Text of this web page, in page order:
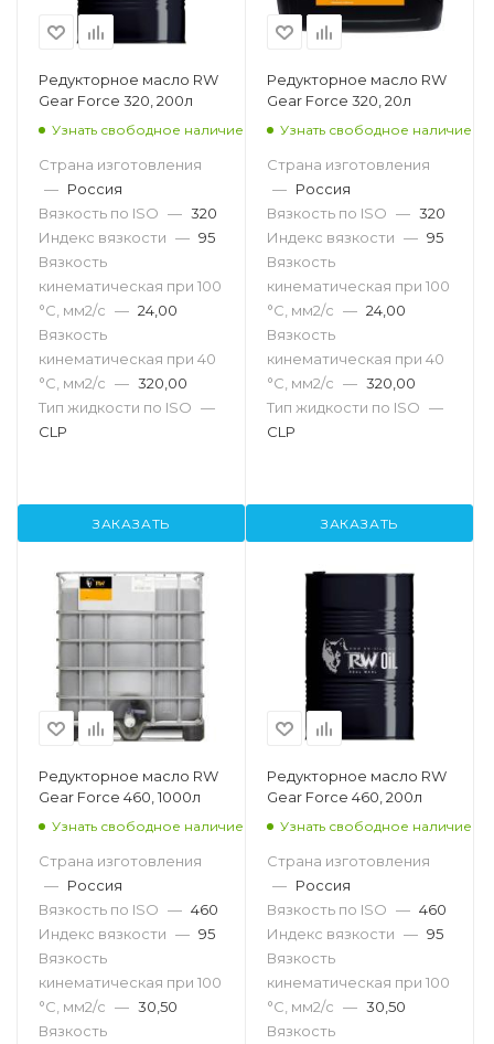
Редукторное масло RW
Gear Force 320, 200л
Узнать свободное наличие
Страна изготовления
— Россия
Вязкость по ISO — 320
Индекс вязкости — 95
Вязкость
кинематическая при 100
°С, мм2/с — 24,00
Вязкость
кинематическая при 40
°С, мм2/с — 320,00
Тип жидкости по ISO —
CLP
ЗАКАЗАТЬ
Редукторное масло RW
Gear Force 320, 20л
Узнать свободное наличие
Страна изготовления
— Россия
Вязкость по ISO — 320
Индекс вязкости — 95
Вязкость
кинематическая при 100
°С, мм2/с — 24,00
Вязкость
кинематическая при 40
°С, мм2/с — 320,00
Тип жидкости по ISO —
CLP
ЗАКАЗАТЬ
Редукторное масло RW
Gear Force 460, 1000л
Узнать свободное наличие
Страна изготовления
— Россия
Вязкость по ISO — 460
Индекс вязкости — 95
Вязкость
кинематическая при 100
°С, мм2/с — 30,50
Вязкость
Редукторное масло RW
Gear Force 460, 200л
Узнать свободное наличие
Страна изготовления
— Россия
Вязкость по ISO — 460
Индекс вязкости — 95
Вязкость
кинематическая при 100
°С, мм2/с — 30,50
Вязкость